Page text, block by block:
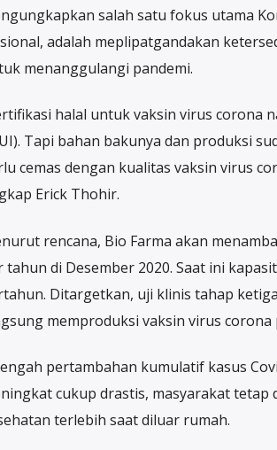
salah satu fokus utama
adalah meplipatgandakan
menanggulangi pandemi.
halal untuk vaksin virus corona
Tapi bahan bakunya dan produksi
cemas dengan kualitas vaksin virus
Erick Thohir.
rencana, Bio Farma akan
tahun di Desember 2020. Saat ini
Ditargetkan, uji klinis tahap
memproduksi vaksin virus corona
pertambahan kumulatif kasus
cukup drastis, masyarakat
terlebih saat diluar rumah.